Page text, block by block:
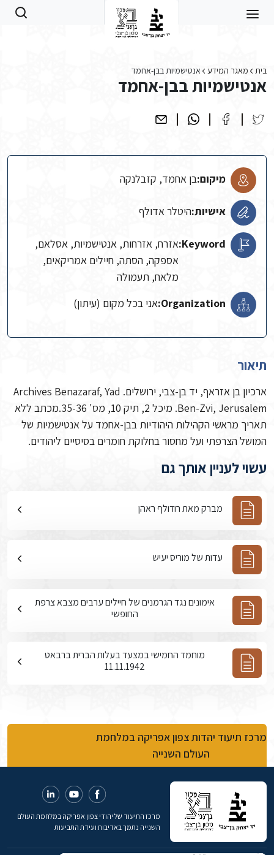
בית מאגר המידע אנטישמיות בבן-אחמד
אנטישמיות בבן-אחמד
מיקום:בן אחמד, קזבלנקה
אישיות:היטלר אדולף
Keyword: אזרח, אזרחות, אנטישמיות, אסלאם,
אספקה, הסתה, חיילים אמריקאים,
מלאח, תעמולה
Organization: אני בכל מקום (עיתון)
תיאור
ארכיון בן אזראף, יד בן-צבי, ירושלים. Archives Benazaraf, Yad
Ben-Zvi, Jerusalem. מיכל 2, תיק 10, מס' 35-36.מכתב ללא
תאריך מראשי הקהילות היהודיות בבן-אחמד על אנטישמיות של
המושל הצרפתי ועל מחסור בחלוקת חומרים בסיסיים ליהודים.
עשוי לעניין אותך גם
מברק מאת רודולף ראהן
עדות של מוריס יעיש
אימונים נגד הגרמנים של חיילים ערבים מצבא צרפת
החופשי
מוחמד החמישי במצעד בעלות הברית ברבאט
11.11.1942
מרכז תיעוד יהדות צפון אפריקה במלחמת
העולם השנייה
מרכז התיעוד של יהודי צפון אפריקה במלחמת העולם
השנייה נתמך באדיבות ועידת התביעות